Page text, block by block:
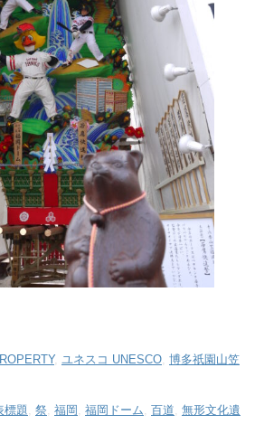
, ユネスコ UNESCO 博多祇園山笠
標題 祭 福岡 福岡ドーム 百道 無形文化遺